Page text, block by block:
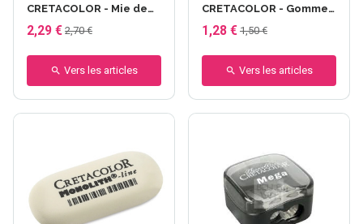
CRETACOLOR - Mie de
pain - gris
2,29 € 2,70 €
Vers les articles
CRETACOLOR - Gomme
monolith petite
1,28 € 1,50 €
Vers les articles